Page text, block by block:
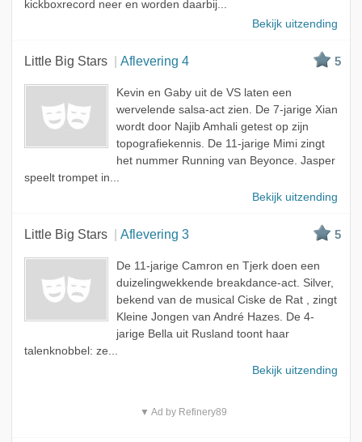
kickboxrecord neer en worden daarbij...
Bekijk uitzending
Little Big Stars Aflevering 4 5
Kevin en Gaby uit de VS laten een
wervelende salsa-act zien. De 7-jarige Xian
wordt door Najib Amhali getest op zijn
topografiekennis. De 11-jarige Mimi zingt
het nummer Running van Beyonce. Jasper
speelt trompet in...
Bekijk uitzending
Little Big Stars Aflevering 3 5
De 11-jarige Camron en Tjerk doen een
duizelingwekkende breakdance-act. Silver,
bekend van de musical Ciske de Rat , zingt
Kleine Jongen van André Hazes. De 4-
jarige Bella uit Rusland toont haar
talenknobbel: ze...
Bekijk uitzending
▼ Ad by Refinery89